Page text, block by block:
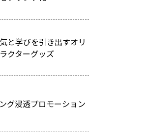
と学びを引き出すオリ
クターグッズ
グ浸透プロモーション